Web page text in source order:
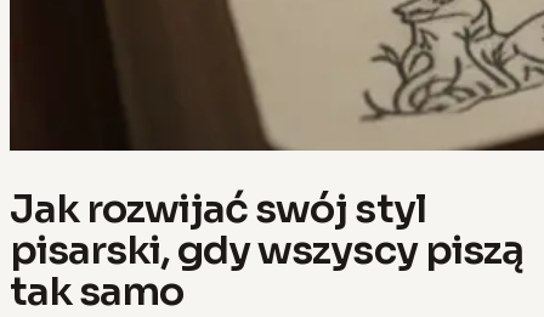
Jak rozwijać swój styl
pisarski, gdy wszyscy piszą
tak samo